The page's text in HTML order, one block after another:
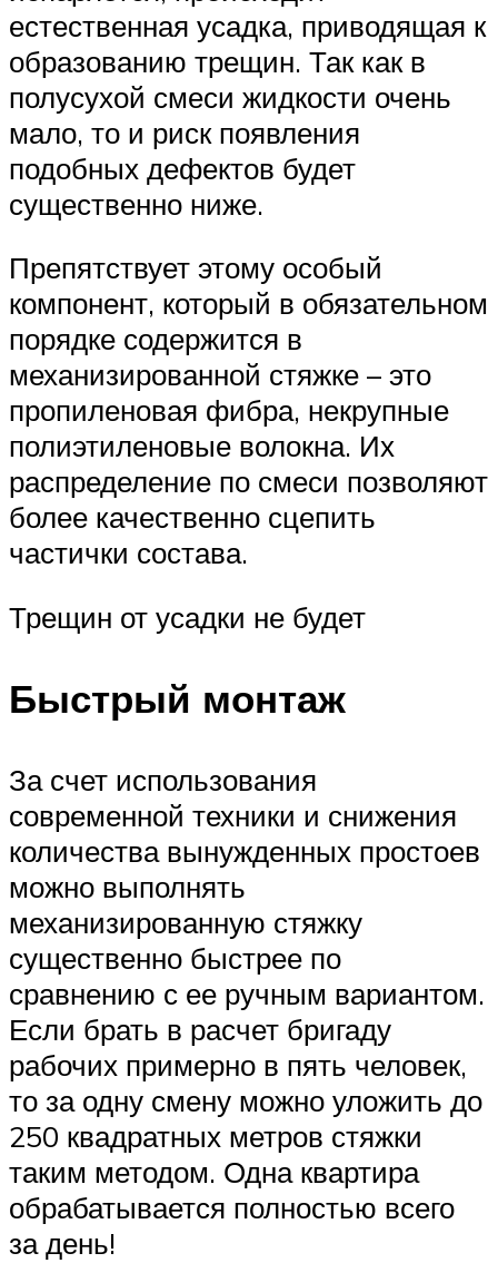
естественная усадка, приводящая к
образованию трещин. Так как в
полусухой смеси жидкости очень
мало, то и риск появления
подобных дефектов будет
существенно ниже.
Препятствует этому особый
компонент, который в обязательном
порядке содержится в
механизированной стяжке – это
пропиленовая фибра, некрупные
полиэтиленовые волокна. Их
распределение по смеси позволяют
более качественно сцепить
частички состава.
Трещин от усадки не будет
Быстрый монтаж
За счет использования
современной техники и снижения
количества вынужденных простоев
можно выполнять
механизированную стяжку
существенно быстрее по
сравнению с ее ручным вариантом.
Если брать в расчет бригаду
рабочих примерно в пять человек,
то за одну смену можно уложить до
250 квадратных метров стяжки
таким методом. Одна квартира
обрабатывается полностью всего
за день!